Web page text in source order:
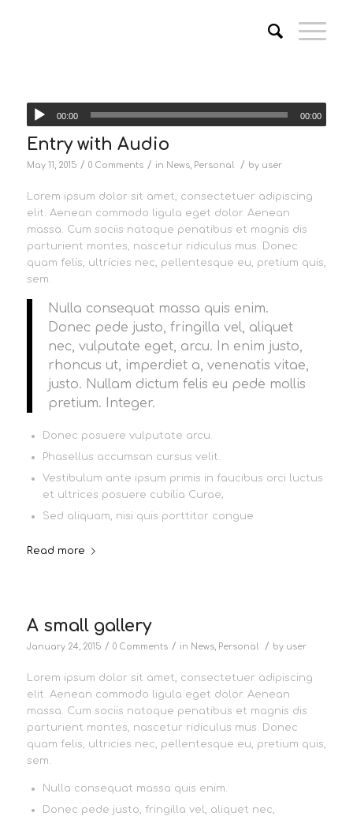
00:00 00:00
Entry with Audio
May 11, 2015 / 0 Comments / in News, Personal / by user
Lorem ipsum dolor sit amet, consectetuer adipiscing
elit. Aenean commodo ligula eget dolor. Aenean
massa. Cum sociis natoque penatibus et magnis dis
parturient montes, nascetur ridiculus mus. Donec
quam felis, ultricies nec, pellentesque eu, pretium quis,
sem.
Nulla consequat massa quis enim.
Donec pede justo, fringilla vel, aliquet
nec, vulputate eget, arcu. In enim justo,
rhoncus ut, imperdiet a, venenatis vitae,
justo. Nullam dictum felis eu pede mollis
pretium. Integer.
Donec posuere vulputate arcu.
Phasellus accumsan cursus velit.
Vestibulum ante ipsum primis in faucibus orci luctus
et ultrices posuere cubilia Curae;
Sed aliquam, nisi quis porttitor congue
Read more
A small gallery
January 24, 2015 / 0 Comments / in News, Personal / by user
Lorem ipsum dolor sit amet, consectetuer adipiscing
elit. Aenean commodo ligula eget dolor. Aenean
massa. Cum sociis natoque penatibus et magnis dis
parturient montes, nascetur ridiculus mus. Donec
quam felis, ultricies nec, pellentesque eu, pretium quis,
sem.
Nulla consequat massa quis enim.
Donec pede justo, fringilla vel, aliquet nec,